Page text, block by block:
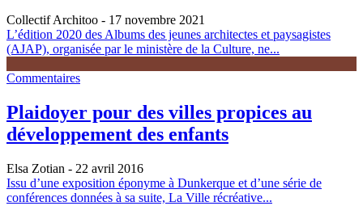
Collectif Architoo - 17 novembre 2021
L’édition 2020 des Albums des jeunes architectes et paysagistes
(AJAP), organisée par le ministère de la Culture, ne...
Commentaires
Plaidoyer pour des villes propices au
développement des enfants
Elsa Zotian - 22 avril 2016
Issu d’une exposition éponyme à Dunkerque et d’une série de
conférences données à sa suite, La Ville récréative...